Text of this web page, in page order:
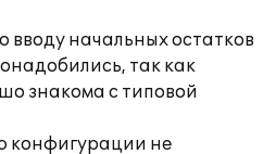
вводу начальных остатков
так как
знакома с типовой
конфигурации не